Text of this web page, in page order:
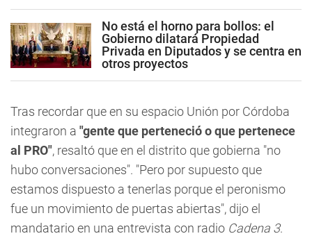
No está el horno para bollos: el
Gobierno dilatará Propiedad
Privada en Diputados y se centra en
otros proyectos
Tras recordar que en su espacio Unión por Córdoba
integraron a "gente que perteneció o que pertenece
al PRO", resaltó que en el distrito que gobierna "no
hubo conversaciones". "Pero por supuesto que
estamos dispuesto a tenerlas porque el peronismo
fue un movimiento de puertas abiertas", dijo el
mandatario en una entrevista con radio Cadena 3.